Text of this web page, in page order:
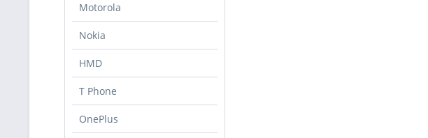
Motorola
Nokia
HMD
T Phone
OnePlus